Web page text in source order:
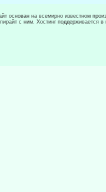
основан на всемирно известном
с ним. Хостинг поддерживается